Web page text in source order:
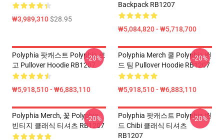
₩3,989,310$28.95
Backpack RB1207
₩5,084,820 - ₩5,718,700
Polyphia 팟캐스트 Polyphia 로
고 Pullover Hoodie RB1207
₩5,918,510 - ₩6,883,110
-20%
Polyphia Merch 쿨 Polyphia 밴
드 팀 Pullover Hoodie RB1207
₩5,918,510 - ₩6,883,110
-20%
Polyphia Merch, 꽃 Polyphia
빈티지 클래식 티셔츠 RB1207
-20%
Polyphia 팟캐스트 Polyphia 밴
드 Chibi 클래식 티셔츠
RB1207
-20%